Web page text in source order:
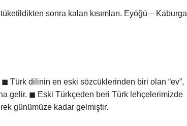
sonra kalan kısımları. Eyöğü – Kaburga
Türk dilinin en eski sözcüklerinden biri olan “ev”,
gelir. ◼ Eski Türkçeden beri Türk lehçelerimizde
günümüze kadar gelmiştir.